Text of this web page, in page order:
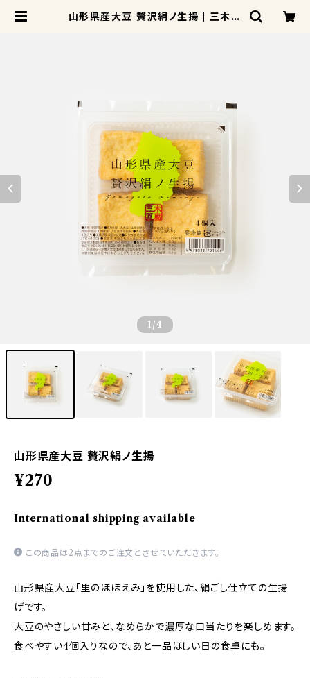
山形県産大豆 贅沢絹ノ生揚 | 三木豆
1 /4
山形県産大豆 贅沢絹ノ生揚
¥270
International shipping available
この商品は2点までのご注文とさせていただきます。
山形県産大豆「里のほほえみ」を使用した、絹ごし仕立ての生揚
げです。
大豆のやさしい甘みと、なめらかで濃厚な口当たりを楽しめます。
食べやすい4個入りなので、あと一品ほしい日の食卓にも。